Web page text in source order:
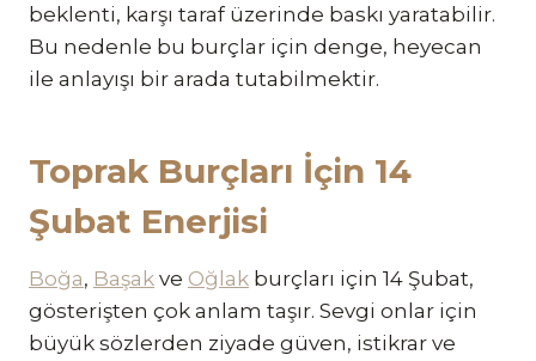
beklenti, karşı taraf üzerinde baskı yaratabilir.
Bu nedenle bu burçlar için denge, heyecan
ile anlayışı bir arada tutabilmektir.
Toprak Burçları İçin 14
Şubat Enerjisi
Boğa, Başak ve Oğlak burçları için 14 Şubat,
gösterişten çok anlam taşır. Sevgi onlar için
büyük sözlerden ziyade güven, istikrar ve